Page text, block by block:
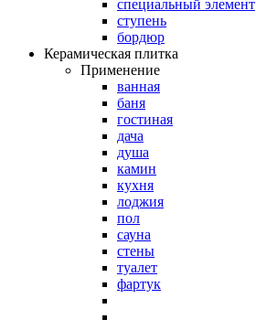
специальный элемент
ступень
бордюр
Керамическая плитка
Применение
ванная
баня
гостиная
дача
душа
камин
кухня
лоджия
пол
сауна
стены
туалет
фартук